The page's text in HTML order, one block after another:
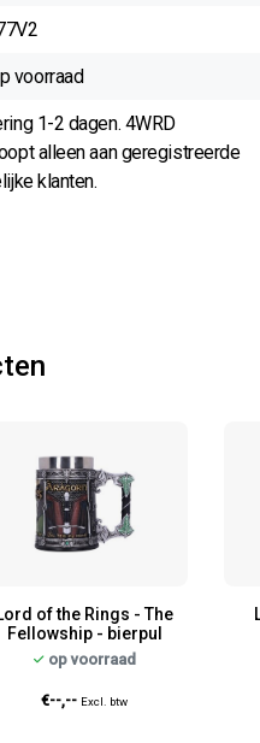
voorraad
1-2 dagen. 4WRD
alleen aan geregistreerde
klanten.
of the Rings - The
Fellowship - bierpul
op voorraad
€--,-- Excl. btw